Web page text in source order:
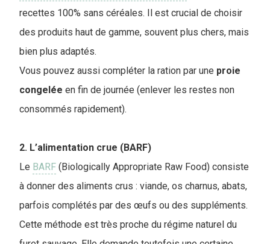
recettes 100% sans céréales. Il est crucial de choisir
des produits haut de gamme, souvent plus chers, mais
bien plus adaptés.
Vous pouvez aussi compléter la ration par une proie
congelée en fin de journée (enlever les restes non
consommés rapidement).
2. L’alimentation crue (BARF)
Le BARF (Biologically Appropriate Raw Food) consiste
à donner des aliments crus : viande, os charnus, abats,
parfois complétés par des œufs ou des suppléments.
Cette méthode est très proche du régime naturel du